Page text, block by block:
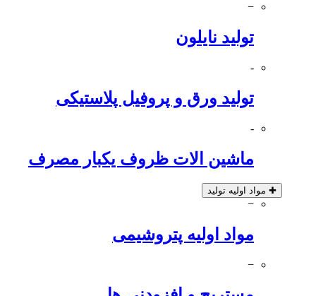
−
تولید نایلون
-
تولید ورق و پروفیل پلاستیکی
-
ماشین الات ظروف یکبار مصرف
✚ مواد اولیه تولید
−
مواد اولیه پتروشیمی
−